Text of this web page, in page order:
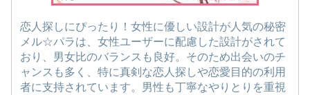
恋人探しにぴったり！女性に優しい設計が人気の秘密
メル☆パラは、女性ユーザーに配慮した設計がされて
おり、男女比のバランスも良好。そのため出会いのチ
ャンスも多く、特に真剣な恋人探しや恋愛目的の利用
者に支持されています。男性も丁寧なやりとりを重視